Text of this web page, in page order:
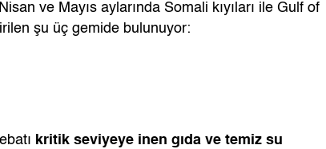
ve Mayıs aylarında Somali kıyıları ile Gulf of
şu üç gemide bulunuyor:
kritik seviyeye inen gıda ve temiz su